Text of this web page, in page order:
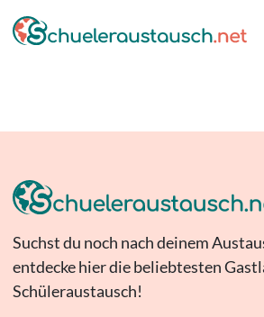
Suchst du noch nach deinem
entdecke hier die beliebtesten
Schüleraustausch!